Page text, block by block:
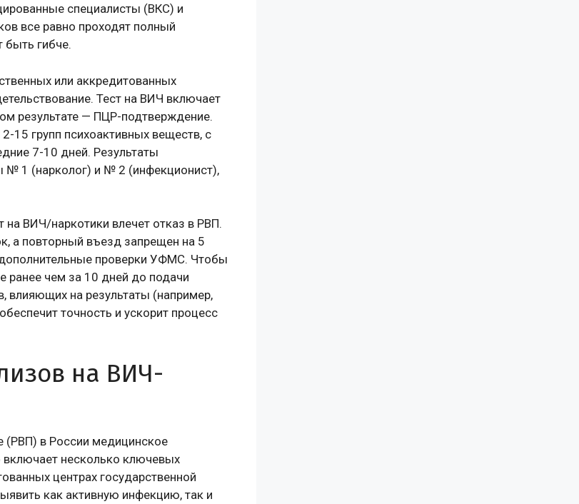
специалисты (ВКС) и
все равно проходят полный
быть гибче.
или аккредитованных
Тест на ВИЧ включает
результате — ПЦР-подтверждение.
15 групп психоактивных веществ, с
7-10 дней. Результаты
1 (нарколог) и № 2 (инфекционист),
на ВИЧ/наркотики влечет отказ в РВП.
а повторный въезд запрещен на 5
проверки УФМС. Чтобы
ранее чем за 10 дней до подачи
влияющих на результаты (например,
точность и ускорит процесс
на ВИЧ-
(РВП) в России медицинское
несколько ключевых
центрах государственной
как активную инфекцию, так и